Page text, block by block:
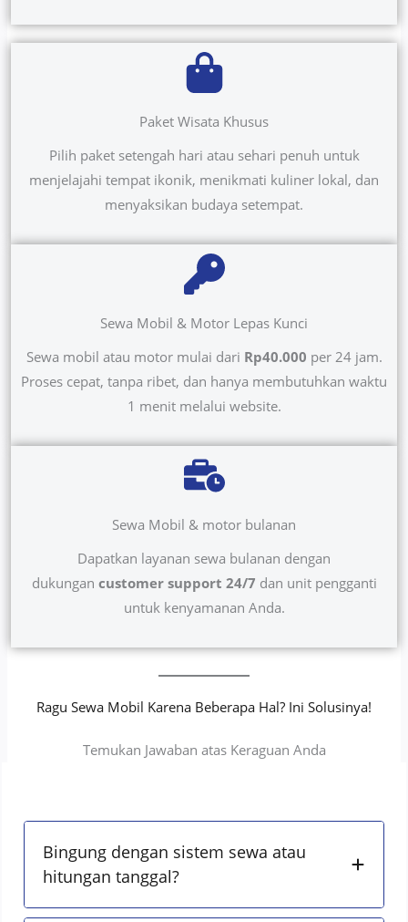
Paket Wisata Khusus
Pilih paket setengah hari atau sehari penuh untuk
menjelajahi tempat ikonik, menikmati kuliner lokal, dan
menyaksikan budaya setempat.
Sewa Mobil & Motor Lepas Kunci
Sewa mobil atau motor mulai dari Rp40.000 per 24 jam.
Proses cepat, tanpa ribet, dan hanya membutuhkan waktu
1 menit melalui website.
Sewa Mobil & motor bulanan
Dapatkan layanan sewa bulanan dengan
dukungan customer support 24/7 dan unit pengganti
untuk kenyamanan Anda.
Ragu Sewa Mobil Karena Beberapa Hal? Ini Solusinya!
Temukan Jawaban atas Keraguan Anda
Bingung dengan sistem sewa atau
hitungan tanggal?